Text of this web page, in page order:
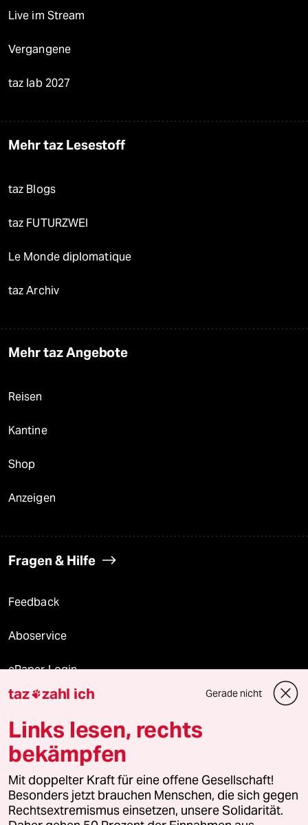
Live im Stream
Vergangene
taz lab 2027
Mehr taz Lesestoff
taz Blogs
taz FUTURZWEI
Le Monde diplomatique
taz Archiv
Mehr taz Angebote
Reisen
Kantine
Shop
Anzeigen
Fragen & Hilfe
Feedback
Aboservice
ePaper Login
Downloads für Abonnierende
© 2026 taz Verlags und Vertriebs GmbH
Alle Rechte vorbehalten. Bei rechtlichen Fragen oder für Genehmigungen
wenden Sie sich bitte an lizenzen@taz.de
taz zahl ich Gerade nicht
Links lesen, rechts
bekämpfen
Mit doppelter Kraft für eine offene Gesellschaft!
Besonders jetzt brauchen Menschen, die sich gegen
Rechtsextremismus einsetzen, unsere Solidarität.